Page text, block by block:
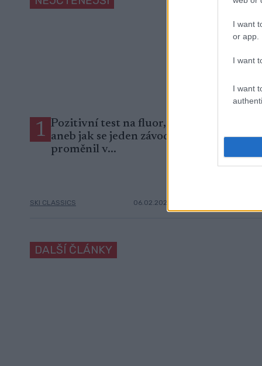
I want
or app.
I want
I want
1 Pozitivní test na fluor,
aneb jak se jeden závod
proměnil v...
SKI CLASSICS 06.02.2026
biatlonu
start na
DALŠÍ ČLÁNKY